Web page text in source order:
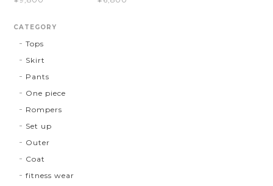
CATEGORY
Tops
Skirt
Pants
One piece
Rompers
Set up
Outer
Coat
fitness wear